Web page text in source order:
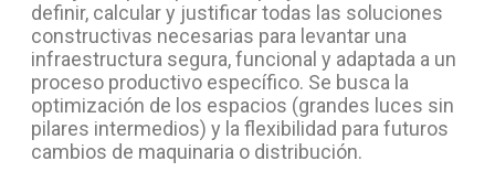
definir, calcular y justificar todas las soluciones
constructivas necesarias para levantar una
infraestructura segura, funcional y adaptada a un
proceso productivo específico. Se busca la
optimización de los espacios (grandes luces sin
pilares intermedios) y la flexibilidad para futuros
cambios de maquinaria o distribución.